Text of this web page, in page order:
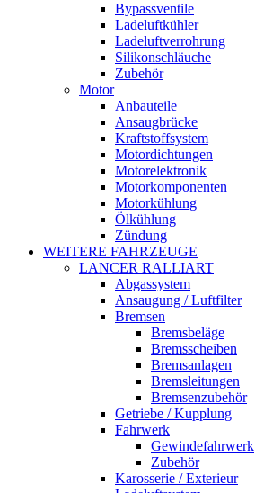
Bypassventile
Ladeluftkühler
Ladeluftverrohrung
Silikonschläuche
Zubehör
Motor
Anbauteile
Ansaugbrücke
Kraftstoffsystem
Motordichtungen
Motorelektronik
Motorkomponenten
Motorkühlung
Ölkühlung
Zündung
WEITERE FAHRZEUGE
LANCER RALLIART
Abgassystem
Ansaugung / Luftfilter
Bremsen
Bremsbeläge
Bremsscheiben
Bremsanlagen
Bremsleitungen
Bremsenzubehör
Getriebe / Kupplung
Fahrwerk
Gewindefahrwerk
Zubehör
Karosserie / Exterieur